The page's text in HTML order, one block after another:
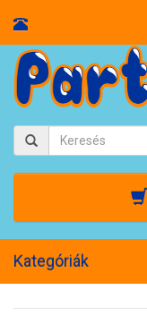
Kategóriák